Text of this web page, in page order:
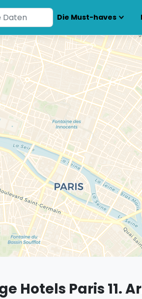
Die Must-haves
Hotels Paris 11.